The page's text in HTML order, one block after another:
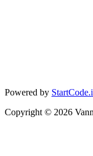
Powered by
Copyright © 2026